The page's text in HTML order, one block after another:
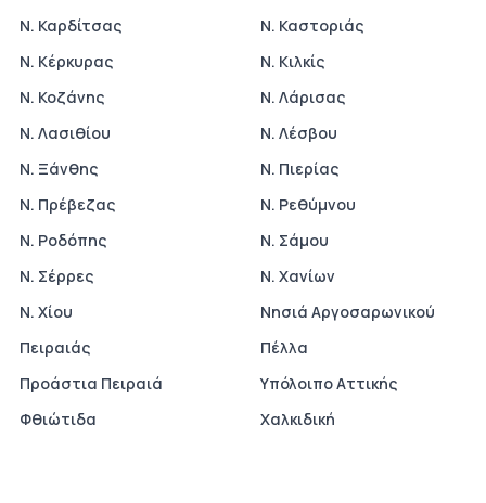
Ν. Καρδίτσας
Ν. Καστοριάς
Ν. Κέρκυρας
Ν. Κιλκίς
Ν. Κοζάνης
Ν. Λάρισας
Ν. Λασιθίου
Ν. Λέσβου
Ν. Ξάνθης
Ν. Πιερίας
Ν. Πρέβεζας
Ν. Ρεθύμνου
Ν. Ροδόπης
Ν. Σάμου
Ν. Σέρρες
Ν. Χανίων
Ν. Χίου
Νησιά Αργοσαρωνικού
Πειραιάς
Πέλλα
Προάστια Πειραιά
Υπόλοιπο Αττικής
Φθιώτιδα
Χαλκιδική